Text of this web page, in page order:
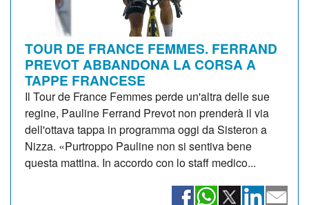
TOUR DE FRANCE FEMMES. FERRAND
PREVOT ABBANDONA LA CORSA A
TAPPE FRANCESE
Il Tour de France Femmes perde un'altra delle sue
regine, Pauline Ferrand Prevot non prenderà il via
dell'ottava tappa in programma oggi da Sisteron a
Nizza. «Purtroppo Pauline non si sentiva bene
questa mattina. In accordo con lo staff medico...